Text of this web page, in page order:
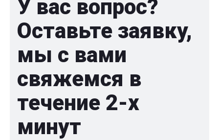
У вас вопрос?
Оставьте заявку,
мы с вами
свяжемся в
течение 2-x
минут